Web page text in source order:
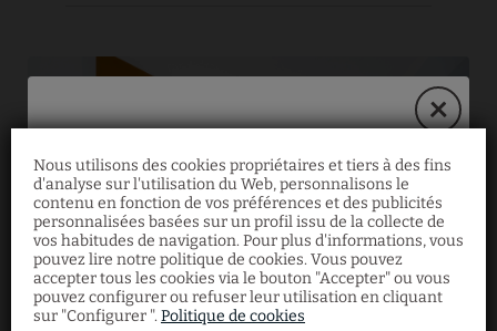
Nous utilisons des cookies propriétaires et tiers à des fins
d'analyse sur l'utilisation du Web, personnalisons le
contenu en fonction de vos préférences et des publicités
personnalisées basées sur un profil issu de la collecte de
vos habitudes de navigation. Pour plus d'informations, vous
pouvez lire notre politique de cookies. Vous pouvez
accepter tous les cookies via le bouton "Accepter" ou vous
pouvez configurer ou refuser leur utilisation en cliquant
sur "Configurer ". Politique de cookies
Opération spéciale
Du 4 mars au 31 août, économisez 10% sur
une sélection d'appartements supérieurs
avec petit-déjeuner inclus. Offre valable